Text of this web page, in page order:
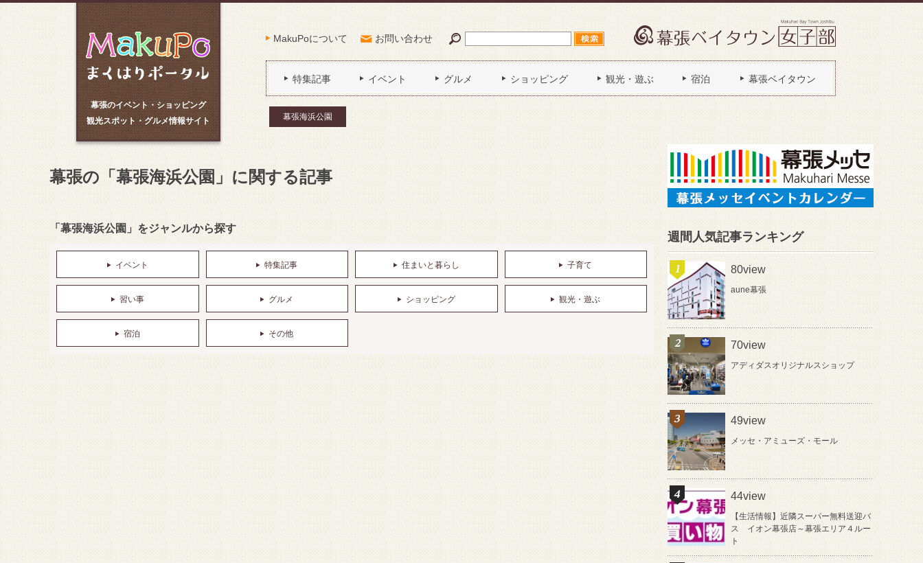
幕張のイベント・ショッピング
観光スポット・グルメ情報サイト
MakuPoについて お問い合わせ
特集記事 イベント グルメ ショッピング 観光・遊ぶ 宿泊 幕張ベイタウン
幕張海浜公園
幕張の「幕張海浜公園」に関する記事
「幕張海浜公園」をジャンルから探す
イベント 特集記事 住まいと暮らし 子育て
習い事 グルメ ショッピング 観光・遊ぶ
宿泊 その他
週間人気記事ランキング
80view
aune幕張
70view
アディダスオリジナルスショップ
49view
メッセ・アミューズ・モール
44view
【生活情報】近隣スーパー無料送迎バ
ス イオン幕張店～幕張エリア４ルー
ト